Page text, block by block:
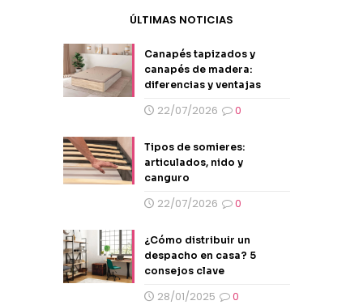
ÚLTIMAS NOTICIAS
Canapés tapizados y
canapés de madera:
diferencias y ventajas
22/07/2026 0
Tipos de somieres:
articulados, nido y
canguro
22/07/2026 0
¿Cómo distribuir un
despacho en casa? 5
consejos clave
28/01/2025 0